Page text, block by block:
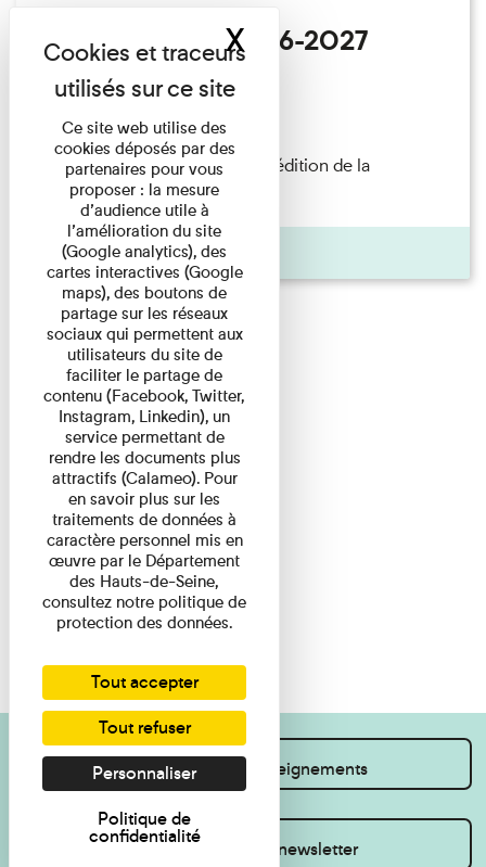
Appel à projets 2026-2027
Salle des Plaques
20/01/2026
L'appel à projets, pour la 5ème édition de la
résidence de création, est ...
Actualité
Je souhaite des renseignements
Inscrivez-vous à la newsletter
Ce site web utilise des
cookies déposés par des
partenaires pour vous
proposer : la mesure
d’audience utile à
l’amélioration du site
(Google analytics), des
cartes interactives (Google
maps), des boutons de
partage sur les réseaux
sociaux qui permettent aux
utilisateurs du site de
faciliter le partage de
contenu (Facebook, Twitter,
Instagram, Linkedin), un
service permettant de
rendre les documents plus
attractifs (Calameo). Pour
en savoir plus sur les
traitements de données à
caractère personnel mis en
œuvre par le Département
des Hauts-de-Seine,
consultez notre politique de
protection des données.
Tout accepter
Tout refuser
Personnaliser
Politique de
confidentialité
XMasquer le